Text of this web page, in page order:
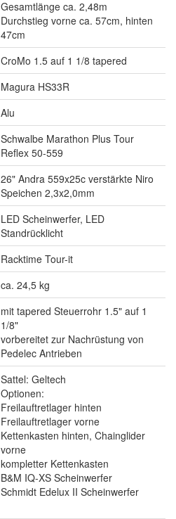
Gesamtlänge ca. 2,48m
Durchstieg vorne ca. 57cm, hinten
47cm
CroMo 1.5 auf 1 1/8 tapered
Magura HS33R
Alu
Schwalbe Marathon Plus Tour
Reflex 50-559
26" Andra 559x25c verstärkte Niro
Speichen 2,3x2,0mm
LED Scheinwerfer, LED
Standrücklicht
Racktime Tour-it
ca. 24,5 kg
mit tapered Steuerrohr 1.5" auf 1
1/8"
vorbereitet zur Nachrüstung von
Pedelec Antrieben
Sattel: Geltech
Optionen:
Freilauftretlager hinten
Freilauftretlager vorne
Kettenkasten hinten, Chainglider
vorne
kompletter Kettenkasten
B&M IQ-XS Scheinwerfer
Schmidt Edelux II Scheinwerfer